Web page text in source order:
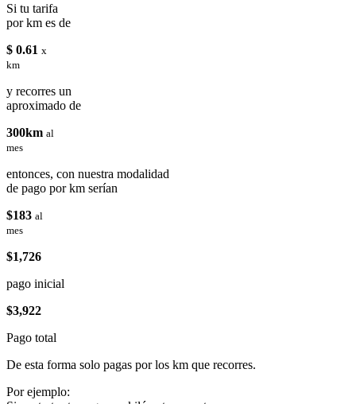
Si tu tarifa
por km es de
$ 0.61 x
km
y recorres un
aproximado de
300km al
mes
entonces, con nuestra modalidad
de pago por km serían
$183 al
mes
$1,726
pago inicial
$3,922
Pago total
De esta forma solo pagas por los km que recorres.
Por ejemplo: